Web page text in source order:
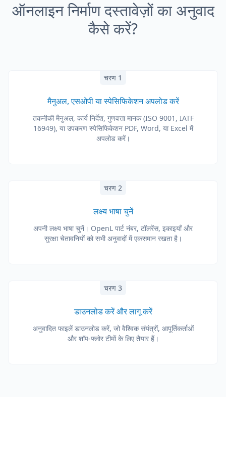
ऑनलाइन निर्माण दस्तावेज़ों का अनुवाद
कैसे करें?
चरण 1
मैनुअल, एसओपी या स्पेसिफिकेशन अपलोड करें
तकनीकी मैनुअल, कार्य निर्देश, गुणवत्ता मानक (ISO 9001, IATF
16949), या उपकरण स्पेसिफिकेशन PDF, Word, या Excel में
अपलोड करें।
चरण 2
लक्ष्य भाषा चुनें
अपनी लक्ष्य भाषा चुनें। OpenL पार्ट नंबर, टॉलरेंस, इकाइयाँ और
सुरक्षा चेतावनियों को सभी अनुवादों में एकसमान रखता है।
चरण 3
डाउनलोड करें और लागू करें
अनुवादित फाइलें डाउनलोड करें, जो वैश्विक संयंत्रों, आपूर्तिकर्ताओं
और शॉप-फ्लोर टीमों के लिए तैयार हैं।